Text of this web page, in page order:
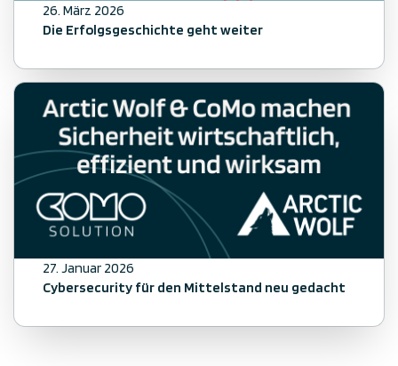
26. März 2026
Die Erfolgsgeschichte geht weiter
27. Januar 2026
Cybersecurity für den Mittelstand neu gedacht